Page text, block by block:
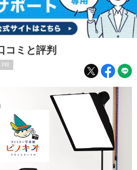
コミと評判
PR